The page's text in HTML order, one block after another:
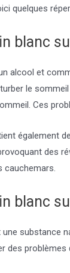
quelques
blanc
alcool et
le
Ces
également
des
cauchemars.
blanc
substance
des